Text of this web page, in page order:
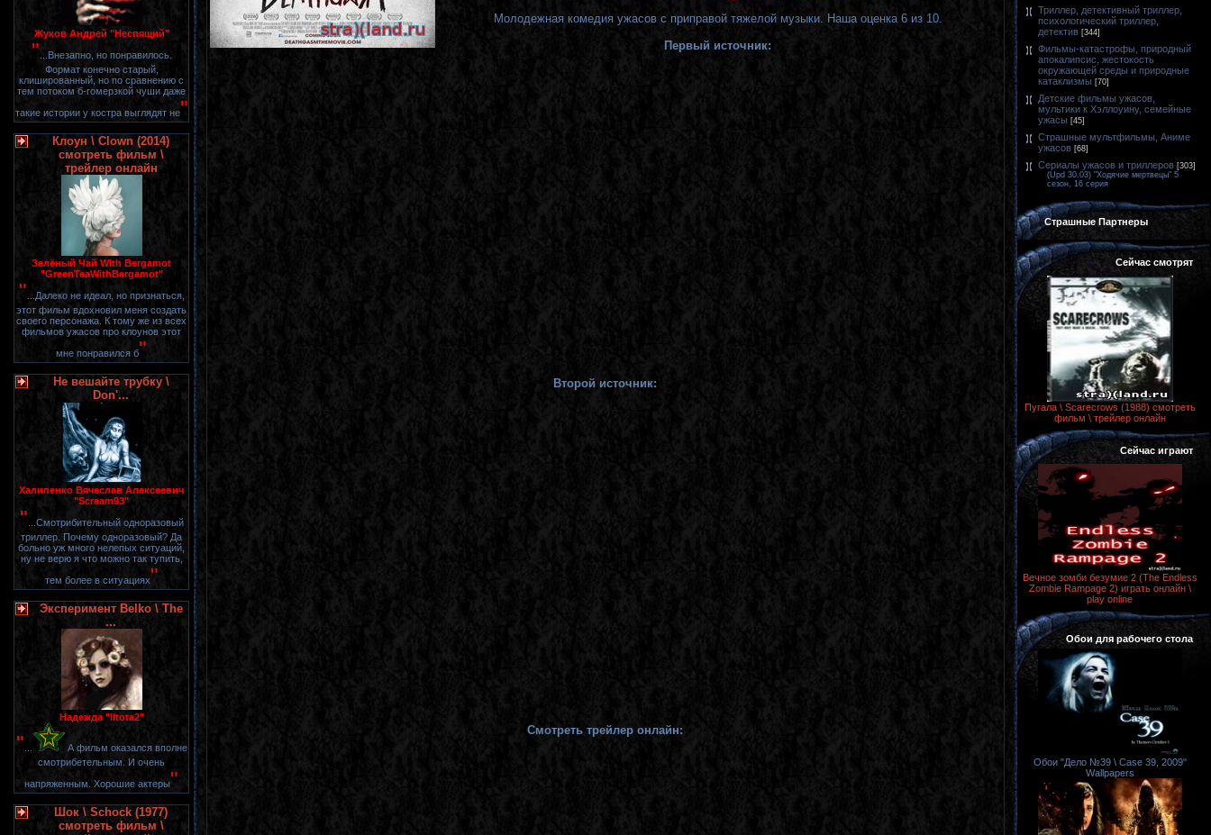
Жуков Андрей "Неспящий"
" ...Внезапно, но понравилось.
Формат конечно старый,
клишированный, но по сравнению с
тем потоком б-гомерзкой чуши даже
такие истории у костра выглядят не"
Клоун \ Clown (2014)
смотреть фильм \
трейлер онлайн
Зелёный Чай With Bergamot
"GreenTeaWithBergamot"
" ...Далеко не идеал, но признаться,
этот фильм вдохновил меня создать
своего персонажа. К тому же из всех
фильмов ужасов про клоунов этот
мне понравился б"
Не вешайте трубку \
Don'...
Халипенко Вячеслав Алексеевич
"Scream93"
" ...Смотрибительный одноразовый
триллер. Почему одноразовый? Да
больно уж много нелепых ситуаций,
ну не верю я что можно так тупить,
тем более в ситуациях"
Эксперимент Belko \ The
...
Надежда "litota2"
"
А фильм оказался вполне
смотрибетельным. И очень
напряженным. Хорошие актеры"
Шок \ Schock (1977)
смотреть фильм \
Молодежная комедия ужасов с приправой тяжелой музыки. Наша оценка 6 из 10.
Первый источник:
Второй источник:
Смотреть трейлер онлайн:
Триллер, детективный триллер,
психологический триллер,
детектив [344]
Фильмы-катастрофы, природный
апокалипсис, жестокость
окружающей среды и природные
катаклизмы [70]
Детские фильмы ужасов,
мультики к Хэллоуину, семейные
ужасы [45]
Страшные мультфильмы, Аниме
ужасов [68]
Сериалы ужасов и триллеров [303]
(Upd 30.03) "Ходячие мертвецы" 5
сезон, 16 серия
Страшные Партнеры
Сейчас смотрят
Пугала \ Scarecrows (1988) смотреть
фильм \ трейлер онлайн
Сейчас играют
Вечное зомби безумие 2 (The Endless
Zombie Rampage 2) играть онлайн \
play online
Обои для рабочего стола
Обои "Дело №39 \ Case 39, 2009"
Wallpapers